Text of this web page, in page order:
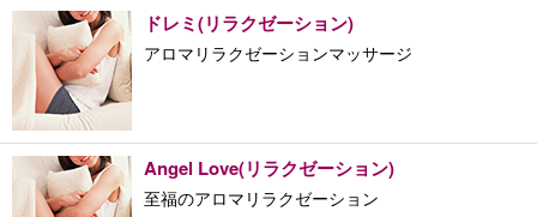
ドレミ(リラクゼーション)
アロマリラクゼーションマッサージ
Angel Love(リラクゼーション)
至福のアロマリラクゼーション